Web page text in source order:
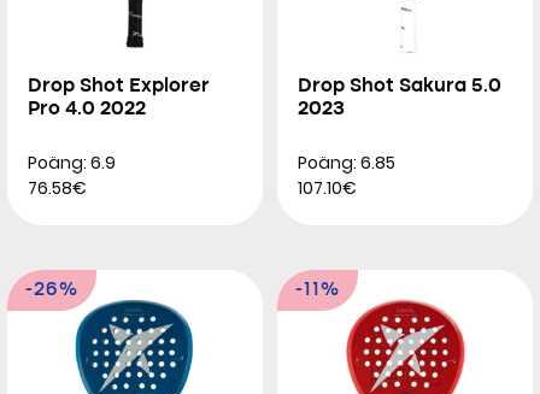
Drop Shot Explorer
Pro 4.0 2022
Poäng: 6.9
76.58€
Drop Shot Sakura 5.0
2023
Poäng: 6.85
107.10€
-26% -11%